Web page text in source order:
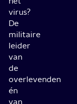
virus?
De
militaire
leider
van
de
overlevenden
én
van